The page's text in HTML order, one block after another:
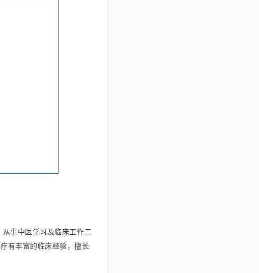
事中医学习及临床工作二
有丰富的临床经验，擅长